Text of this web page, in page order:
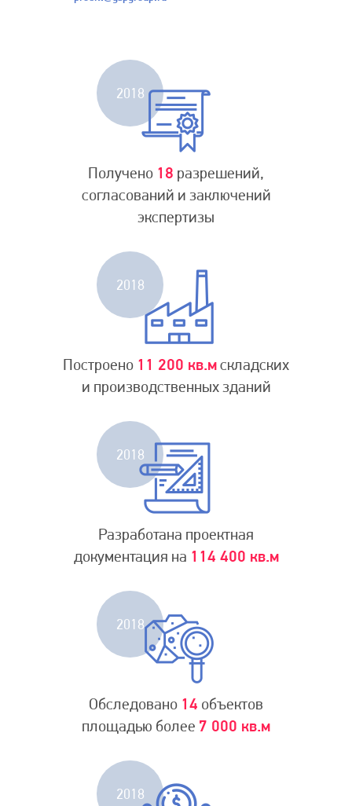
2018
Получено 18 разрешений,
согласований и заключений
экспертизы
2018
Построено 11 200 кв.мскладских
и производственных зданий
2018
Разработана проектная
документация на 114 400 кв.м
2018
Обследовано 14 объектов
площадью более 7 000 кв.м
2018